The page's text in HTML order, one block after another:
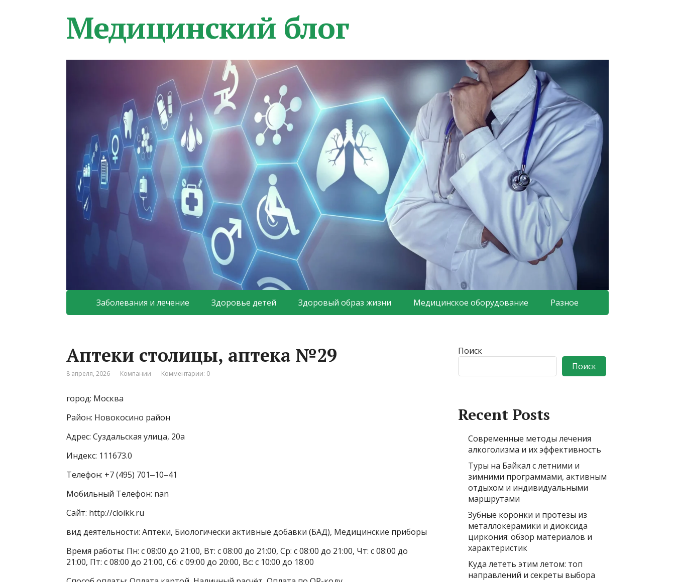
Медицинский блог
Заболевания и лечение Здоровье детей Здоровый образ жизни Медицинское оборудование Разное
Аптеки столицы, аптека №29
8 апреля, 2026 Компании Комментарии: 0
город: Москва
Район: Новокосино район
Адрес: Суздальская улица, 20а
Индекс: 111673.0
Телефон: +7 (495) 701‒10‒41
Мобильный Телефон: nan
Сайт: http://cloikk.ru
вид деятельности: Аптеки, Биологически активные добавки (БАД), Медицинские приборы
Время работы: Пн: с 08:00 до 21:00, Вт: с 08:00 до 21:00, Ср: с 08:00 до 21:00, Чт: с 08:00 до
21:00, Пт: с 08:00 до 21:00, Сб: с 09:00 до 20:00, Вс: с 10:00 до 18:00
Поиск
Поиск
Recent Posts
Современные методы лечения
алкоголизма и их эффективность
Туры на Байкал с летними и
зимними программами, активным
отдыхом и индивидуальными
маршрутами
Зубные коронки и протезы из
металлокерамики и диоксида
циркония: обзор материалов и
характеристик
Куда лететь этим летом: топ
направлений и секреты выбора